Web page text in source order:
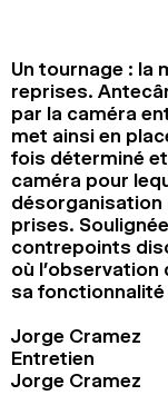
RECHERCHE
Un tournage : la
reprises.
par la caméra
met ainsi en
fois déterminé
caméra pour
désorganisation
prises.
contrepoints
où l’observation
sa
Jorge Cramez
Entretien
Jorge Cramez